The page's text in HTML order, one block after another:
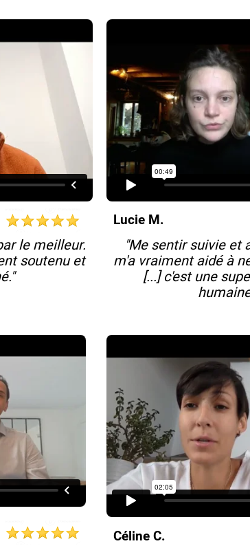
le meilleur.
soutenu et
Lucie M.
"Me sentir suivie et
m'a vraiment aidé à
[...] c'est une
Céline C.